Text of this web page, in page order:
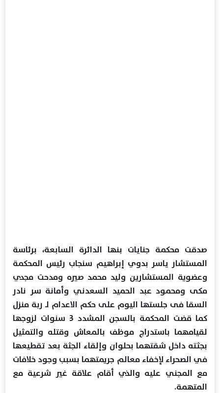
صدقت محكمة جنايات بنها الدائرة السابعة، برئاسة
المستشار ياسر بدوي إبراهيم سنجاب رئيس المحكمة
وعضوية المستشارين وليد محمد صيره ومدحت مجدي
مكى ومحمود عبد الحميد السعدني وأمانة سر نادر
السقا فى جلستها اليوم على حكم الاعدام لـ ربة منزل
كما قضت المحكمة بالسجن المشدد 3 سنوات لزوجها
لقيامهما باستدراج موظف بالمعاش وقتله والتمثيل
بجثته داخل شقتهما بحلوان وإلقاء الجثة بعد تقطيعها
في الصحراء لإخفاء معالم جريمتهما بسبب وجود خلافات
مع المجني عليه والذي أقام علاقة غير شرعية مع
المتهمة.